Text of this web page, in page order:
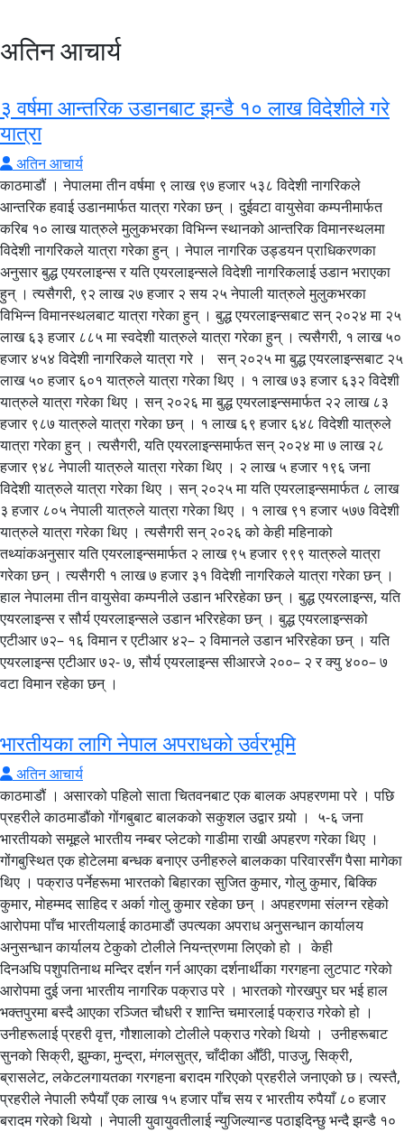
अतिन आचार्य
३ वर्षमा आन्तरिक उडानबाट झन्डै १० लाख विदेशीले गरे
यात्रा
अतिन आचार्य
काठमाडौं । नेपालमा तीन वर्षमा ९ लाख ९७ हजार ५३८ विदेशी नागरिकले
आन्तरिक हवाई उडानमार्फत यात्रा गरेका छन् । दुईवटा वायुसेवा कम्पनीमार्फत
करिब १० लाख यात्रुले मुलुकभरका विभिन्न स्थानको आन्तरिक विमानस्थलमा
विदेशी नागरिकले यात्रा गरेका हुन् । नेपाल नागरिक उड्डयन प्राधिकरणका
अनुसार बुद्ध एयरलाइन्स र यति एयरलाइन्सले विदेशी नागरिकलाई उडान भराएका
हुन् । त्यसैगरी, ९२ लाख २७ हजार २ सय २५ नेपाली यात्रुले मुलुकभरका
विभिन्न विमानस्थलबाट यात्रा गरेका हुन् । बुद्ध एयरलाइन्सबाट सन् २०२४ मा २५
लाख ६३ हजार ८८५ मा स्वदेशी यात्रुले यात्रा गरेका हुन् । त्यसैगरी, १ लाख ५०
हजार ४५४ विदेशी नागरिकले यात्रा गरे । सन् २०२५ मा बुद्ध एयरलाइन्सबाट २५
लाख ५० हजार ६०१ यात्रुले यात्रा गरेका थिए । १ लाख ७३ हजार ६३२ विदेशी
यात्रुले यात्रा गरेका थिए । सन् २०२६ मा बुद्ध एयरलाइन्समार्फत २२ लाख ८३
हजार ९८७ यात्रुले यात्रा गरेका छन् । १ लाख ६९ हजार ६४८ विदेशी यात्रुले
यात्रा गरेका हुन् । त्यसैगरी, यति एयरलाइन्समार्फत सन् २०२४ मा ७ लाख २८
हजार ९४८ नेपाली यात्रुले यात्रा गरेका थिए । २ लाख ५ हजार १९६ जना
विदेशी यात्रुले यात्रा गरेका थिए । सन् २०२५ मा यति एयरलाइन्समार्फत ८ लाख
३ हजार ८०५ नेपाली यात्रुले यात्रा गरेका थिए । १ लाख ९१ हजार ५७७ विदेशी
यात्रुले यात्रा गरेका थिए । त्यसैगरी सन् २०२६ को केही महिनाको
तथ्यांकअनुसार यति एयरलाइन्समार्फत २ लाख ९५ हजार ९९९ यात्रुले यात्रा
गरेका छन् । त्यसैगरी १ लाख ७ हजार ३१ विदेशी नागरिकले यात्रा गरेका छन् ।
हाल नेपालमा तीन वायुसेवा कम्पनीले उडान भरिरहेका छन् । बुद्ध एयरलाइन्स, यति
एयरलाइन्स र सौर्य एयरलाइन्सले उडान भरिरहेका छन् । बुद्ध एयरलाइन्सको
एटीआर ७२– १६ विमान र एटीआर ४२– २ विमानले उडान भरिरहेका छन् । यति
एयरलाइन्स एटीआर ७२- ७, सौर्य एयरलाइन्स सीआरजे २००– २ र क्यु ४००– ७
वटा विमान रहेका छन् ।
भारतीयका लागि नेपाल अपराधको उर्वरभूमि
अतिन आचार्य
काठमाडौं । असारको पहिलो साता चितवनबाट एक बालक अपहरणमा परे । पछि
प्रहरीले काठमाडौंको गोंगबुबाट बालकको सकुशल उद्वार गर्‍यो । ५-६ जना
भारतीयको समूहले भारतीय नम्बर प्लेटको गाडीमा राखी अपहरण गरेका थिए ।
गोंगबुस्थित एक होटेलमा बन्धक बनाएर उनीहरुले बालकका परिवारसँग पैसा मागेका
थिए । पक्राउ पर्नेहरूमा भारतको बिहारका सुजित कुमार, गोलु कुमार, बिक्कि
कुमार, मोहम्मद साहिद र अर्का गोलु कुमार रहेका छन् । अपहरणमा संलग्न रहेको
आरोपमा पाँच भारतीयलाई काठमाडाैं उपत्यका अपराध अनुसन्धान कार्यालय
अनुसन्धान कार्यालय टेकुको टोलीले नियन्त्रणमा लिएको हो । केही
दिनअघि पशुपतिनाथ मन्दिर दर्शन गर्न आएका दर्शनार्थीका गरगहना लुटपाट गरेको
आरोपमा दुई जना भारतीय नागरिक पक्राउ परे । भारतको गोरखपुर घर भई हाल
भक्तपुरमा बस्दै आएका रञ्जित चौधरी र शान्ति चमारलाई पक्राउ गरेको हो ।
उनीहरूलाई प्रहरी वृत्त, गौशालाको टोलीले पक्राउ गरेको थियो । उनीहरूबाट
सुनको सिक्री, झुम्का, मुन्द्रा, मंगलसुत्र, चाँदीका औँठी, पाउजु, सिक्री,
ब्रासलेट, लकेटलगायतका गरगहना बरादम गरिएको प्रहरीले जनाएको छ। त्यस्तै,
प्रहरीले नेपाली रुपैयाँ एक लाख १५ हजार पाँच सय र भारतीय रुपैयाँ ८० हजार
बरादम गरेको थियो । नेपाली युवायुवतीलाई न्युजिल्यान्ड पठाइदिन्छु भन्दै झन्डै १०